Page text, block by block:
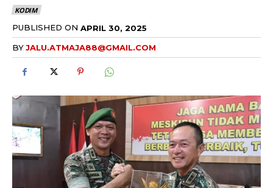
KODIM
PUBLISHED ON APRIL 30, 2025
BYJALU.ATMAJA88@GMAIL.COM